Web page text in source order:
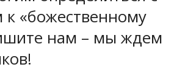
«божественному
нам – мы ждем